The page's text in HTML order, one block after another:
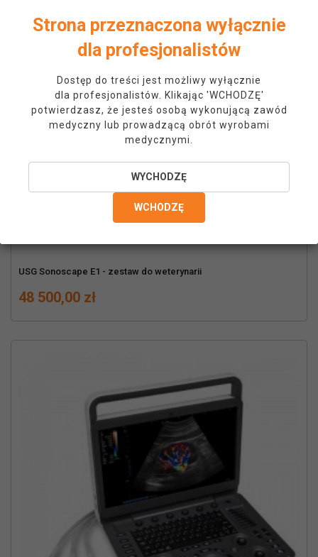
USG Sonoscape E1 - zestaw do weterynarii
Cena
48 500,00 zł
Strona przeznaczona wyłącznie
dla profesjonalistów
Dostęp do treści jest możliwy wyłącznie
dla profesjonalistów. Klikając 'WCHODZĘ'
potwierdzasz, że jesteś osobą wykonującą zawód
medyczny lub prowadzącą obrót wyrobami
medycznymi.
WYCHODZĘ
WCHODZĘ